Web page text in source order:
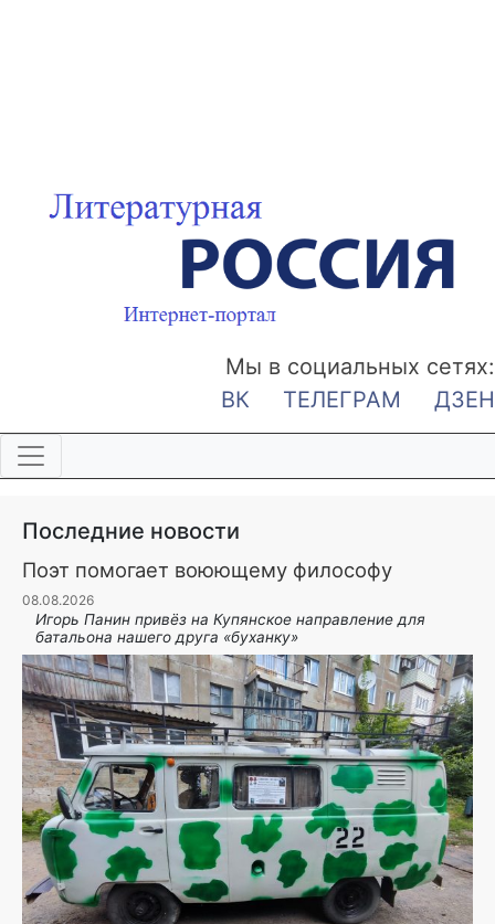
Мы в социальных сетях:
ВК
ТЕЛЕГРАМ ДЗЕН
Последние новости
Поэт помогает воюющему философу
08.08.2026
Игорь Панин привëз на Купянское направление для
батальона нашего друга «буханку»